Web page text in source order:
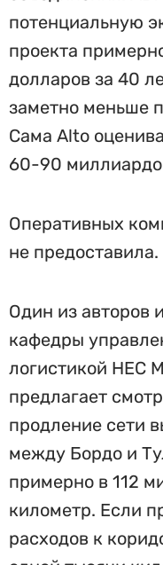
потенциальную
проекта
долларов за 40
заметно меньше
Сама Alto
60-90
Оперативных
не предоставила.
Один из авторов
кафедры
логистикой HEC
предлагает
продление сети
между Бордо и
примерно в 112
километр. Если
расходов к